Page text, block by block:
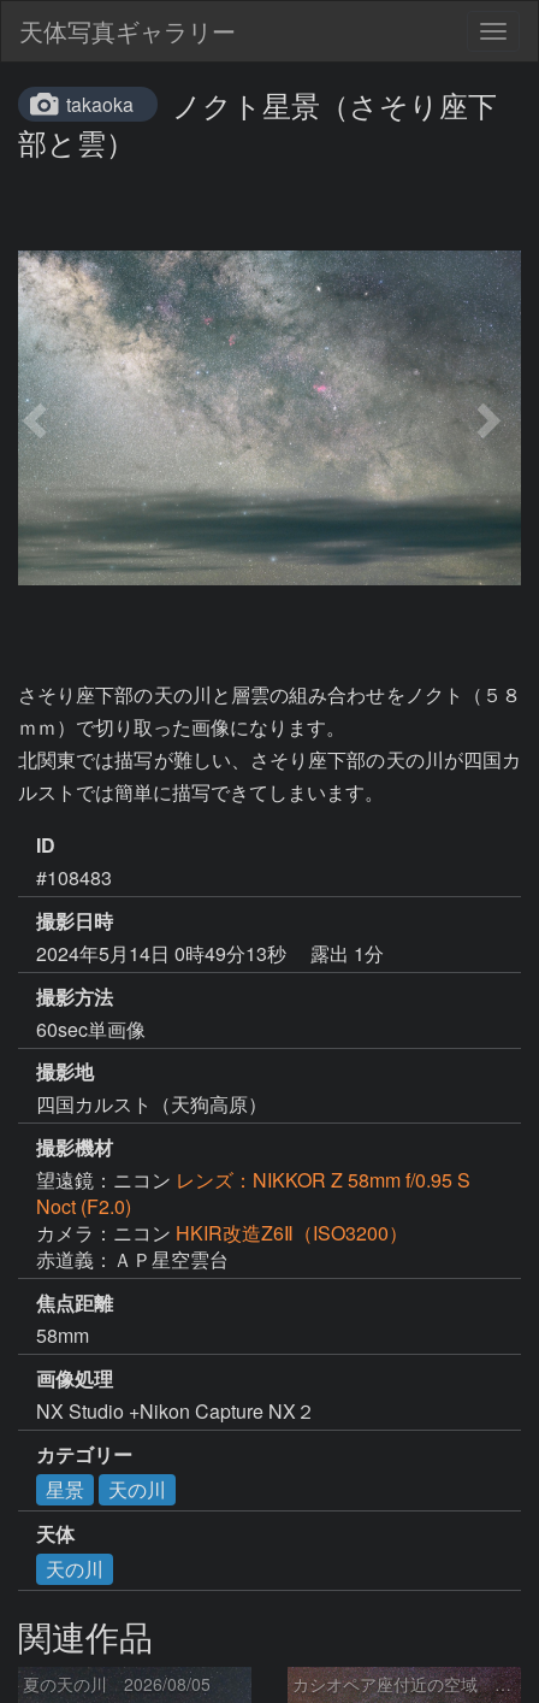
天体写真ギャラリー
takaoka
ノクト星景（さそり座下
部と雲）
さそり座下部の天の川と層雲の組み合わせをノクト（５８
ｍｍ）で切り取った画像になります。
北関東では描写が難しい、さそり座下部の天の川が四国カ
ID
#108483
撮影日時
2024年5月14日 0時49分13秒
露出 1分
撮影方法
60sec単画像
撮影地
四国カルスト（天狗高原）
撮影機材
望遠鏡：ニコン レンズ：NIKKOR Z 58mm f/0.95 S
Noct (F2.0)
カメラ：ニコン HKIR改造Z6Ⅱ（ISO3200）
赤道義：ＡＰ星空雲台
焦点距離
58mm
画像処理
NX Studio +Nikon Capture NX２
カテゴリー
星景
天の川
天体
天の川
関連作品
夏の天の川 2026/08/05 カシオペア座付近の空域 260720